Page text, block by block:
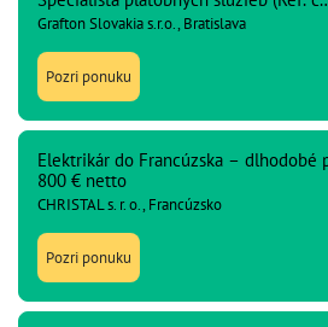
Grafton Slovakia s.r.o., Bratislava
Pozri ponuku
Elektrikár do Francúzska – dlhodobé
800 € netto
CHRISTAL s. r. o., Francúzsko
Pozri ponuku